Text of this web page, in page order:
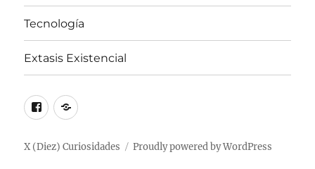
Tecnología
Extasis Existencial
Facebook
X
Twitter
X (Diez) Curiosidades Proudly powered by WordPress